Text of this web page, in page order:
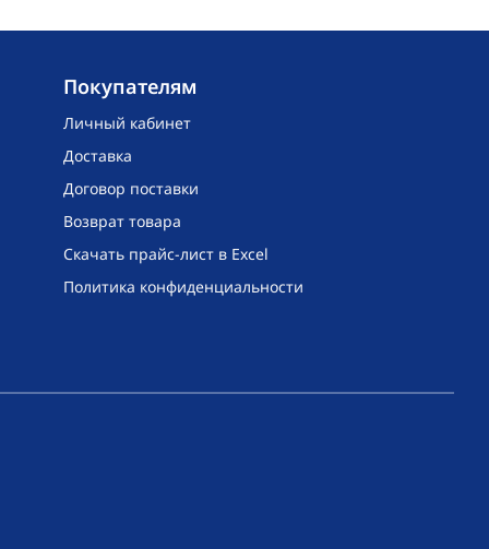
Покупателям
Личный кабинет
Доставка
Договор поставки
Возврат товара
Скачать прайс-лист в Excel
Политика конфиденциальности